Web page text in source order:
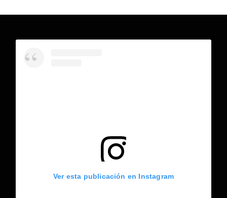
Ver esta publicación en Instagram